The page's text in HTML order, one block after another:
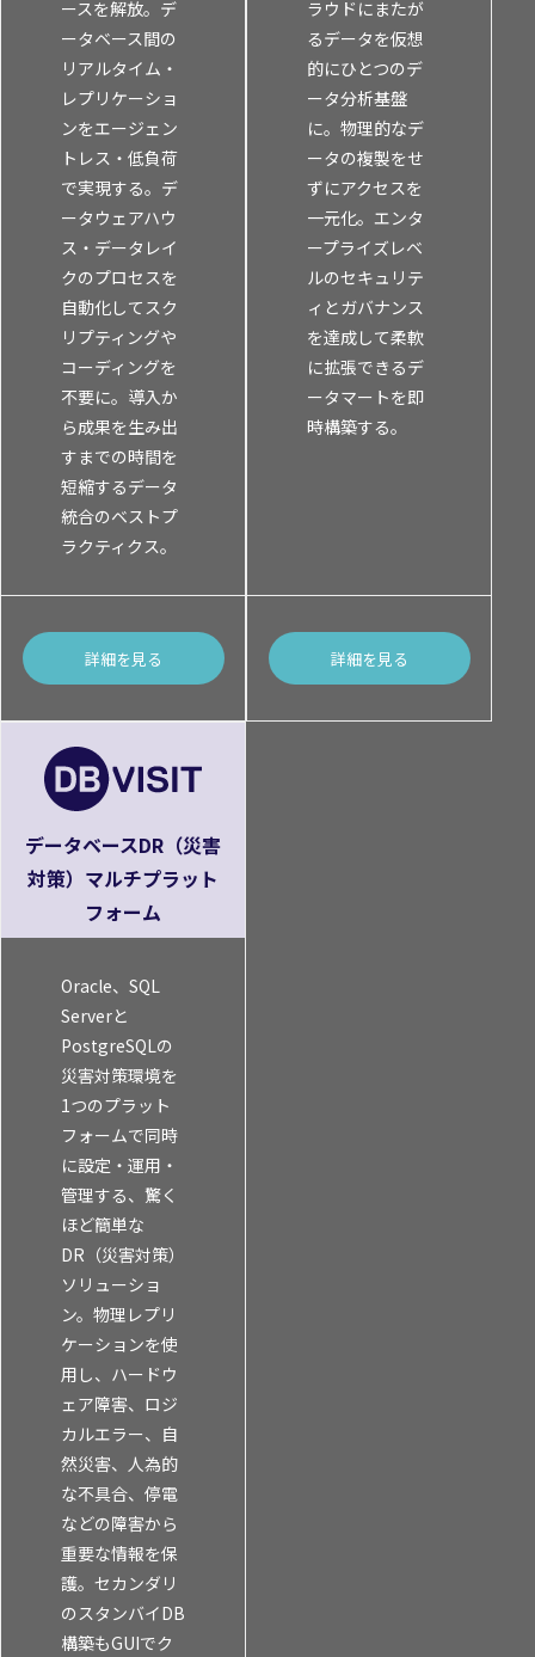
ースを解放。デ
ータベース間の
リアルタイム・
レプリケーショ
ンをエージェン
トレス・低負荷
で実現する。デ
ータウェアハウ
ス・データレイ
クのプロセスを
自動化してスク
リプティングや
コーディングを
不要に。導入か
ら成果を生み出
すまでの時間を
短縮するデータ
統合のベストプ
ラクティクス。
詳細を見る
ラウドにまたが
るデータを仮想
的にひとつのデ
ータ分析基盤
に。物理的なデ
ータの複製をせ
ずにアクセスを
一元化。エンタ
ープライズレベ
ルのセキュリテ
ィとガバナンス
を達成して柔軟
に拡張できるデ
ータマートを即
時構築する。
詳細を見る
データベースDR（災害
対策）マルチプラット
フォーム
Oracle、SQL
Serverと
PostgreSQLの
災害対策環境を
1つのプラット
フォームで同時
に設定・運用・
管理する、驚く
ほど簡単な
DR（災害対策）
ソリューショ
ン。物理レプリ
ケーションを使
用し、ハードウ
ェア障害、ロジ
カルエラー、自
然災害、人為的
な不具合、停電
などの障害から
重要な情報を保
護。セカンダリ
のスタンバイDB
構築もGUIでク